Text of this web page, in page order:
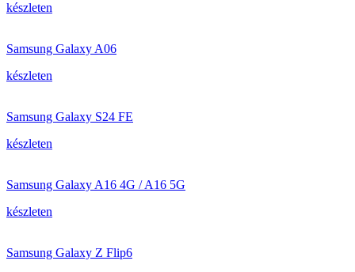
készleten
Samsung Galaxy A06
készleten
Samsung Galaxy S24 FE
készleten
Samsung Galaxy A16 4G / A16 5G
készleten
Samsung Galaxy Z Flip6